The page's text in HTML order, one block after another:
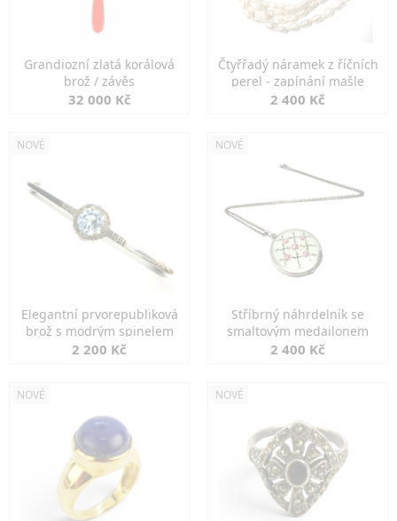
Grandiozní zlatá korálová
brož / závěs
32 000 Kč
Čtyřřadý náramek z říčních
perel - zapínání mašle
2 400 Kč
NOVÉ
Elegantní prvorepubliková
brož s modrým spinelem
2 200 Kč
NOVÉ
Stříbrný náhrdelník se
smaltovým medailonem
2 400 Kč
NOVÉ NOVÉ